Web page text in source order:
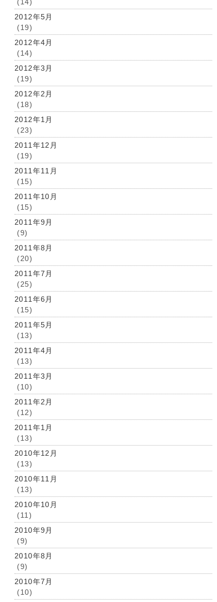
2012年5月
(19)
2012年4月
(14)
2012年3月
(19)
2012年2月
(18)
2012年1月
(23)
2011年12月
(19)
2011年11月
(15)
2011年10月
(15)
2011年9月
(9)
2011年8月
(20)
2011年7月
(25)
2011年6月
(15)
2011年5月
(13)
2011年4月
(13)
2011年3月
(10)
2011年2月
(12)
2011年1月
(13)
2010年12月
(13)
2010年11月
(13)
2010年10月
(11)
2010年9月
(9)
2010年8月
(9)
2010年7月
(10)